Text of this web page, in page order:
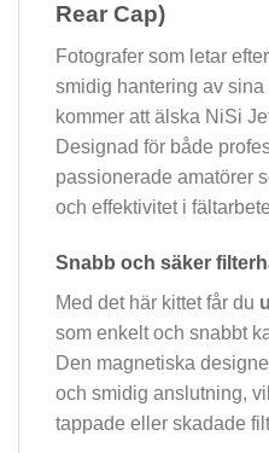
Rear Cap)
Fotografer som letar
smidig hantering av
kommer att älska NiSi
Designad för både
passionerade amatörer
och effektivitet i
Snabb och säker
Med det här kittet får du
som enkelt och snabbt
Den magnetiska
och smidig anslutning,
tappade eller skadade